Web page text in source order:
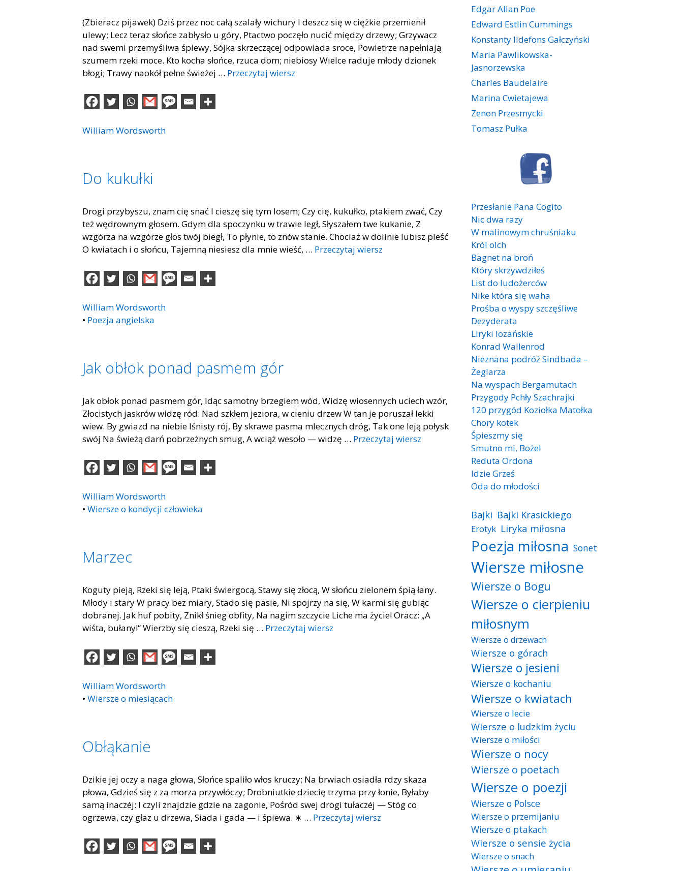
(Zbieracz pijawek) Dziś przez noc całą szalały wichury I deszcz się w ciężkie przemienił
ulewy; Lecz teraz słońce zabłysło u góry, Ptactwo poczęło nucić między drzewy; Grzywacz
nad swemi przemyśliwa śpiewy, Sójka skrzeczącej odpowiada sroce, Powietrze napełniają
szumem rzeki moce. Kto kocha słońce, rzuca dom; niebiosy Wielce raduje młody dzionek
błogi; Trawy naokół pełne świeżej … Przeczytaj wiersz
William Wordsworth
Do kukułki
Drogi przybyszu, znam cię snać I cieszę się tym losem; Czy cię, kukułko, ptakiem zwać, Czy
też wędrownym głosem. Gdym dla spoczynku w trawie legł, Słyszałem twe kukanie, Z
wzgórza na wzgórze głos twój biegł, To płynie, to znów stanie. Chociaż w dolinie lubisz pleść
O kwiatach i o słońcu, Tajemną niesiesz dla mnie wieść, … Przeczytaj wiersz
William Wordsworth
• Poezja angielska
Jak obłok ponad pasmem gór
Jak obłok ponad pasmem gór, Idąc samotny brzegiem wód, Widzę wiosennych uciech wzór,
Złocistych jaskrów widzę ród: Nad szkłem jeziora, w cieniu drzew W tan je poruszał lekki
wiew. By gwiazd na niebie lśnisty rój, By skrawe pasma mlecznych dróg, Tak one leją połysk
swój Na świeżą darń pobrzeżnych smug, A wciąż wesoło — widzę … Przeczytaj wiersz
William Wordsworth
• Wiersze o kondycji człowieka
Marzec
Koguty pieją, Rzeki się leją, Ptaki świergocą, Stawy się złocą, W słońcu zielonem śpią łany.
Młody i stary W pracy bez miary, Stado się pasie, Ni spojrzy na się, W karmi się gubiąc
dobranej. Jak huf pobity, Znikł śnieg obfity, Na nagim szczycie Liche ma życie! Oracz: „A
wiśta, bułany!“ Wierzby się cieszą, Rzeki się … Przeczytaj wiersz
William Wordsworth
• Wiersze o miesiącach
Obłąkanie
Dzikie jej oczy a naga głowa, Słońce spaliło włos kruczy; Na brwiach osiadła rdzy skaza
płowa, Gdzieś się z za morza przywłóczy; Drobniutkie dziecię trzyma przy łonie, Byłaby
samą inaczéj: I czyli znajdzie gdzie na zagonie, Pośród swej drogi tułaczéj — Stóg co
ogrzewa, czy głaz u drzewa, Siada i gada — i śpiewa. ∗ … Przeczytaj wiersz
Edgar Allan Poe
Edward Estlin Cummings
Konstanty Ildefons Gałczyński
Maria Pawlikowska-
Jasnorzewska
Charles Baudelaire
Marina Cwietajewa
Zenon Przesmycki
Tomasz Pułka
Przesłanie Pana Cogito
Nic dwa razy
W malinowym chruśniaku
Król olch
Bagnet na broń
Który skrzywdziłeś
List do ludożerców
Nike która się waha
Prośba o wyspy szczęśliwe
Dezyderata
Liryki lozańskie
Konrad Wallenrod
Nieznana podróż Sindbada –
Żeglarza
Na wyspach Bergamutach
Przygody Pchły Szachrajki
120 przygód Koziołka Matołka
Chory kotek
Śpieszmy się
Smutno mi, Boże!
Reduta Ordona
Idzie Grześ
Oda do młodości
Bajki Bajki Krasickiego
Erotyk Liryka miłosna
Poezja miłosna Sonet
Wiersze miłosne
Wiersze o Bogu
Wiersze o cierpieniu
miłosnym
Wiersze o drzewach
Wiersze o górach
Wiersze o jesieni
Wiersze o kochaniu
Wiersze o kwiatach
Wiersze o lecie
Wiersze o ludzkim życiu
Wiersze o miłości
Wiersze o nocy
Wiersze o poetach
Wiersze o poezji
Wiersze o Polsce
Wiersze o przemijaniu
Wiersze o ptakach
Wiersze o sensie życia
Wiersze o snach